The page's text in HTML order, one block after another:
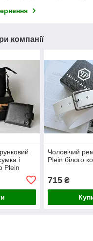
компанії
і
Plein
Чоловічий
Plein білого
715₴